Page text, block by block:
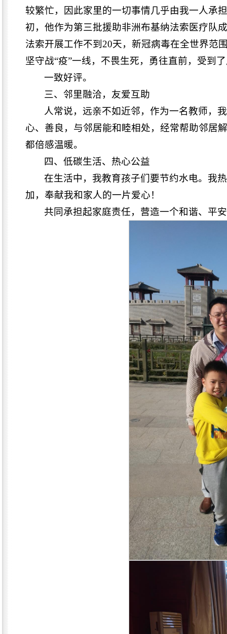
较繁忙，因此家里的一切事情几乎由我一人承
初，他作为第三批援助非洲布基纳法索医疗队
法索开展工作不到20天，新冠病毒在全世界范
坚守战“疫”一线，不畏生死，勇往直前，受到
一致好评。
三、邻里融洽，友爱互助
人常说，远亲不如近邻，作为一名教师，
心、善良，与邻居能和睦相处，经常帮助邻居
都倍感温暖。
四、低碳生活、热心公益
在生活中，我教育孩子们要节约水电。我
加，奉献我和家人的一片爱心！
共同承担起家庭责任，营造一个和谐、平